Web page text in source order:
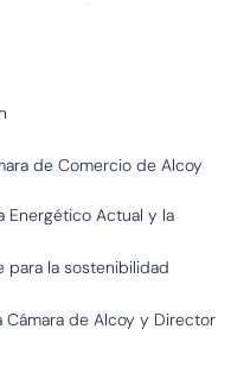
de Comercio de Alcoy
Energético Actual y la
para la sostenibilidad
Cámara de Alcoy y Director